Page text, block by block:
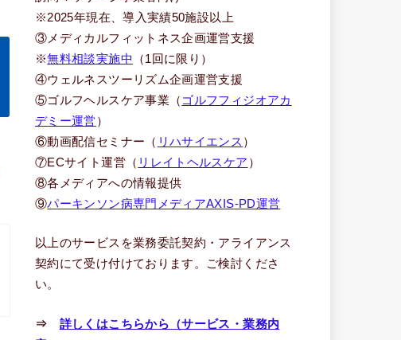
※2025年現在、導入実績50施設以上
③メディカルフィットネス企画運営支援
※無料相談実施中
（1回に限り）
④ウェルネスツーリズム企画運営支援
⑤ゴルフヘルスケア事業（ ゴルフフィジオアカ
デミー運営）
⑥動画配信セミナー（ リハサイエンス ）
⑦ECサイト運営（ リレイトヘルスケア ）
⑧各メディアへの情報提供
⑨パーキンソン病専門メディアAXIS-PD運営
以上のサービスを業務委託契約・アライアンス
契約にて受け付けております。ご検討くださ
い。
⇒ 詳しくはこちらから（サービス・業務内